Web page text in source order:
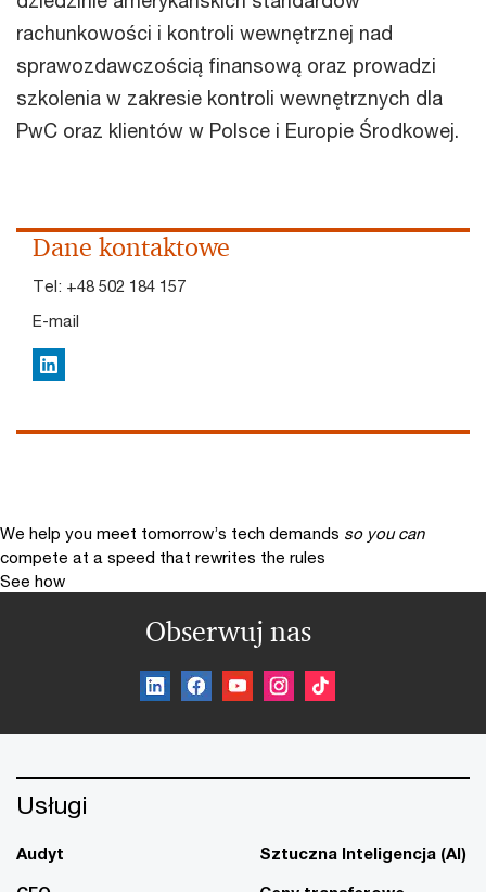
rachunkowości i kontroli wewnętrznej nad
sprawozdawczością finansową oraz prowadzi
szkolenia w zakresie kontroli wewnętrznych dla
PwC oraz klientów w Polsce i Europie Środkowej.
Dane kontaktowe
Tel: +48 502 184 157
E-mail
LinkedIn
We help you meet tomorrow’s tech demands so you can
compete at a speed that rewrites the rules
See how
Obserwuj nas
Usługi
Audyt
Sztuczna Inteligencja (AI)